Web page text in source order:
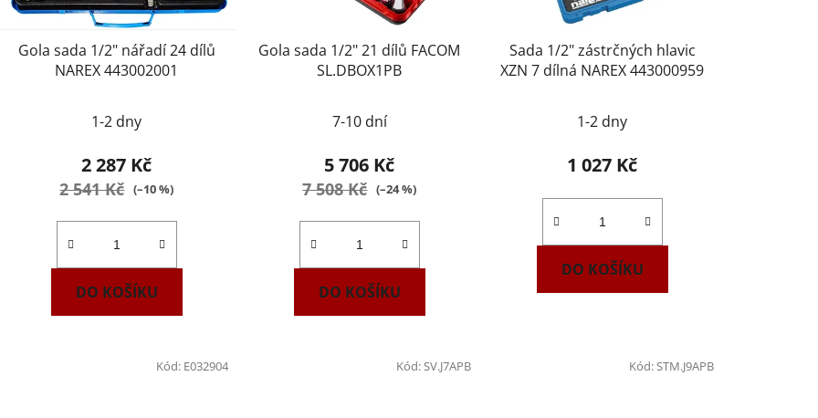
Gola sada 1/2" nářadí 24 dílů
NAREX 443002001
1-2 dny
2 287 Kč
2 541 Kč (–10 %)
DO KOŠÍKU
Gola sada 1/2" 21 dílů FACOM
SL.DBOX1PB
7-10 dní
5 706 Kč
7 508 Kč (–24 %)
DO KOŠÍKU
Sada 1/2" zástrčných hlavic
XZN 7 dílná NAREX 443000959
1-2 dny
1 027 Kč
DO KOŠÍKU
Kód: E032904 Kód:SV.J7APB Kód:STM.J9APB